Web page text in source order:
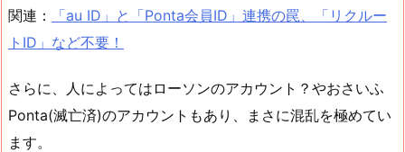
関連：
「au ID」と「Ponta会員ID」連携の罠、「リクルー
トID」など不要！
さらに、人によってはローソンのアカウント？やおさいふ
Ponta(滅亡済)のアカウントもあり、まさに混乱を極めてい
ます。